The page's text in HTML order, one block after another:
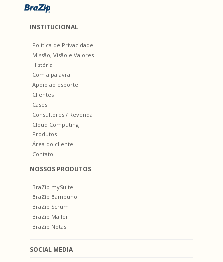
INSTITUCIONAL
Política de Privacidade
Missão, Visão e Valores
História
Com a palavra
Apoio ao esporte
Clientes
Cases
Consultores / Revenda
Cloud Computing
Produtos
Área do cliente
Contato
NOSSOS PRODUTOS
BraZip mySuite
BraZip Bambuno
BraZip Scrum
BraZip Mailer
BraZip Notas
SOCIAL MEDIA